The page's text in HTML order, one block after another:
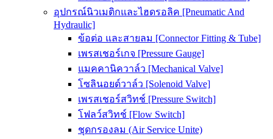
อุปกรณ์นิวเมติกและไฮดรอลิค [Pneumatic And
Hydraulic]
ข้อต่อ และสายลม [Connector Fitting & Tube]
เพรสเชอร์เกจ [Pressure Gauge]
แมคคานิควาล์ว [Mechanical Valve]
โซลินอยด์วาล์ว [Solenoid Valve]
เพรสเชอร์สวิทช์ [Pressure Switch]
โฟลว์สวิทช์ [Flow Switch]
ชุดกรองลม (Air Service Unite)